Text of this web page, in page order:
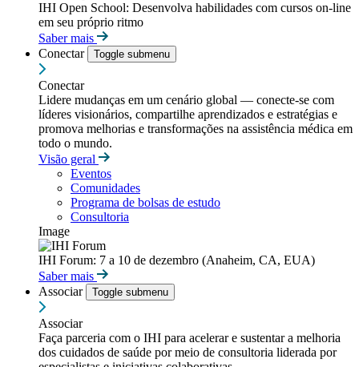
IHI Open School: Desenvolva habilidades com cursos on-line
em seu próprio ritmo
Saber mais
Conectar
Toggle submenu
Conectar
Lidere mudanças em um cenário global — conecte-se com
líderes visionários, compartilhe aprendizados e estratégias e
promova melhorias e transformações na assistência médica em
todo o mundo.
Visão geral
Eventos
Comunidades
Programa de bolsas de estudo
Consultoria
Image
IHI Forum: 7 a 10 de dezembro (Anaheim, CA, EUA)
Saber mais
Associar
Toggle submenu
Associar
Faça parceria com o IHI para acelerar e sustentar a melhoria
dos cuidados de saúde por meio de consultoria liderada por